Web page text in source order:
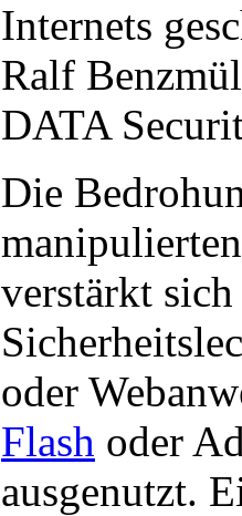
Internets
Ralf
DATA
Die
verstärkt
oder
Flash oder
ausgenutzt.